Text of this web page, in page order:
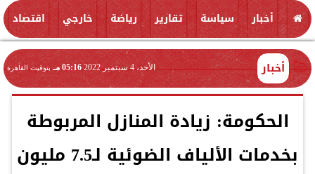
أخبار سياسة تقارير رياضة خارجي اقتصاد
أخبار الأحد، 4 سبتمبر 2022 05:16 مـ بتوقيت القاهرة
الحكومة: زيادة المنازل المربوطة
بخدمات الألياف الضوئية لـ7.5 مليون